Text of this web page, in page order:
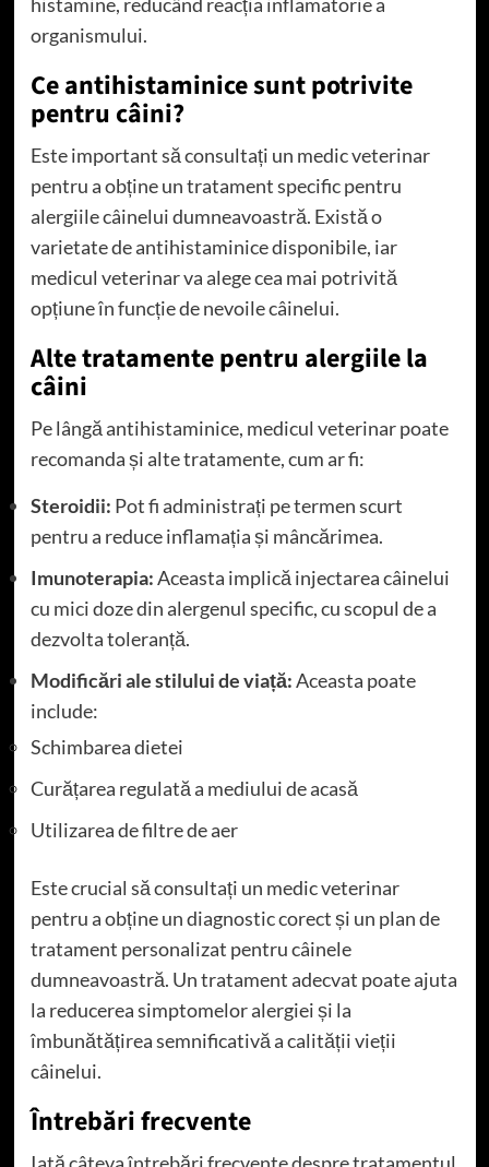
organismului.
Ce antihistaminice sunt potrivite
pentru câini?
Este important să consultați un medic veterinar
pentru a obține un tratament specific pentru
alergiile câinelui dumneavoastră. Există o
varietate de antihistaminice disponibile, iar
medicul veterinar va alege cea mai potrivită
opțiune în funcție de nevoile câinelui.
Alte tratamente pentru alergiile la
câini
Pe lângă antihistaminice, medicul veterinar poate
recomanda și alte tratamente, cum ar fi:
Steroidii: Pot fi administrați pe termen scurt
pentru a reduce inflamația și mâncărimea.
Imunoterapia:Aceasta implică injectarea câinelui
cu mici doze din alergenul specific, cu scopul de a
dezvolta toleranță.
Modificări ale stilului de viață:Aceasta poate
include:
Schimbarea dietei
Curățarea regulată a mediului de acasă
Utilizarea de filtre de aer
Este crucial să consultați un medic veterinar
pentru a obține un diagnostic corect și un plan de
tratament personalizat pentru câinele
dumneavoastră. Un tratament adecvat poate ajuta
la reducerea simptomelor alergiei și la
îmbunătățirea semnificativă a calității vieții
câinelui.
Întrebări frecvente
Iată câteva întrebări frecvente despre tratamentul